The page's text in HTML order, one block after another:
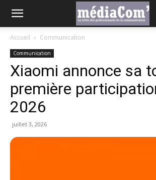
Accueil Communication
Communication
Xiaomi annonce sa
première
2026
juillet 3, 2026